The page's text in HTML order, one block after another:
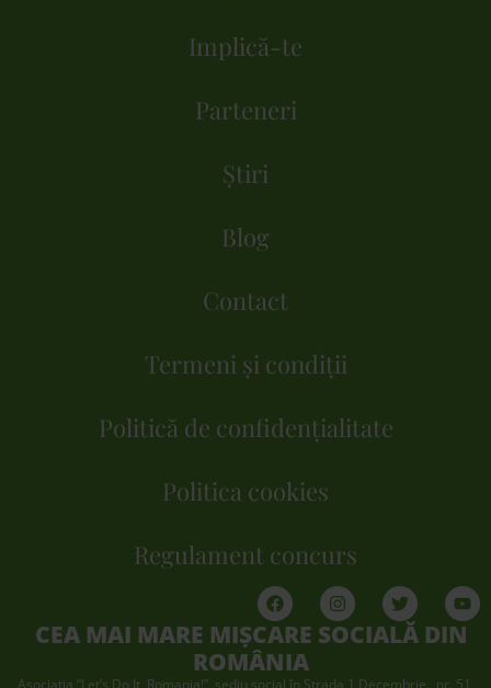
Implică-te
Parteneri
Știri
Blog
Contact
Termeni și condiții
Politică de confidențialitate
Politica cookies
Regulament concurs
CEA MAI MARE MIȘCARE SOCIALĂ DIN
ROMÂNIA
Asociaţia “Let’s Do It, Romania!”, sediu social în Strada 1 Decembrie., nr. 51,